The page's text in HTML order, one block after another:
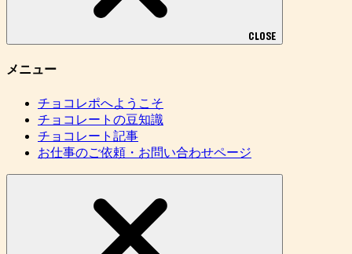
CLOSE
メニュー
チョコレポへようこそ
チョコレートの豆知識
チョコレート記事
お仕事のご依頼・お問い合わせページ